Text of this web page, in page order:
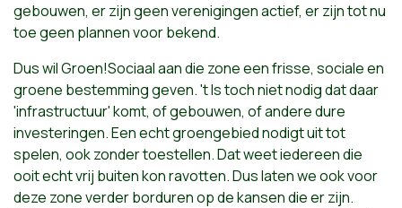
gebouwen, er zijn geen verenigingen actief, er zijn tot nu
toe geen plannen voor bekend.
Dus wil Groen!Sociaal aan die zone een frisse, sociale en
groene bestemming geven. 't Is toch niet nodig dat daar
'infrastructuur' komt, of gebouwen, of andere dure
investeringen. Een echt groengebied nodigt uit tot
spelen, ook zonder toestellen. Dat weet iedereen die
ooit echt vrij buiten kon ravotten. Dus laten we ook voor
deze zone verder borduren op de kansen die er zijn.